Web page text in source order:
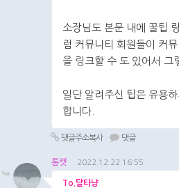
소장님도 본문 내에 꿀팁
럼 커뮤니티 회원들이 커
을 링크할 수 도 있어서 그
일단 알려주신 팁은 유용
합니다.
댓글주소복사 댓글
톰캣 2022.12.22 16:55
To.달타냥